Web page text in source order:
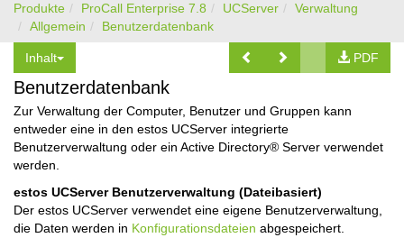
Produkte ProCall Enterprise 7.8 UCServer
Verwaltung
Allgemein
Benutzerdatenbank
Inhalt PDF
Benutzerdatenbank
Zur Verwaltung der Computer, Benutzer und Gruppen kann
entweder eine in den estos UCServer integrierte
Benutzerverwaltung oder ein Active Directory® Server verwendet
werden.
estos UCServer Benutzerverwaltung (Dateibasiert)
Der estos UCServer verwendet eine eigene Benutzerverwaltung,
die Daten werden in Konfigurationsdateien abgespeichert.